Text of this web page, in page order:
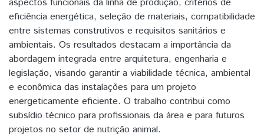
eficiência energética, seleção de materiais, compatibilidade
entre sistemas construtivos e requisitos sanitários e
ambientais. Os resultados destacam a importância da
abordagem integrada entre arquitetura, engenharia e
legislação, visando garantir a viabilidade técnica, ambiental
e econômica das instalações para um projeto
energeticamente eficiente. O trabalho contribui como
subsídio técnico para profissionais da área e para futuros
projetos no setor de nutrição animal.